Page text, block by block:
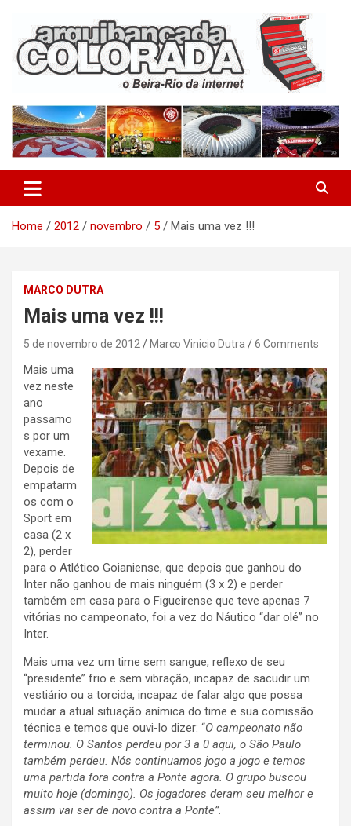
content
Arquibancada Colorada
Home 2012 novembro 5 Mais uma vez !!!
MARCO DUTRA
Mais uma vez !!!
5 de novembro de 2012 Marco Vinicio Dutra 6 Comments
Mais uma
vez neste
ano
passamo
s por um
vexame.
Depois de
empatarm
os com o
Sport em
casa (2 x
2), perder
para o Atlético Goianiense, que depois que ganhou do
Inter não ganhou de mais ninguém (3 x 2) e perder
também em casa para o Figueirense que teve apenas 7
vitórias no campeonato, foi a vez do Náutico “dar olé” no
Inter.
Mais uma vez um time sem sangue, reflexo de seu
“presidente” frio e sem vibração, incapaz de sacudir um
vestiário ou a torcida, incapaz de falar algo que possa
mudar a atual situação anímica do time e sua comissão
técnica e temos que ouvi-lo dizer: “O campeonato não
terminou. O Santos perdeu por 3 a 0 aqui, o São Paulo
também perdeu. Nós continuamos jogo a jogo e temos
uma partida fora contra a Ponte agora. O grupo buscou
muito hoje (domingo). Os jogadores deram seu melhor e
assim vai ser de novo contra a Ponte”.